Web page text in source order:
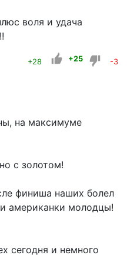
воля и удача
+28 +25 -3
на максимуме
с золотом!
финиша наших болел
американки молодцы!
сегодня и немного